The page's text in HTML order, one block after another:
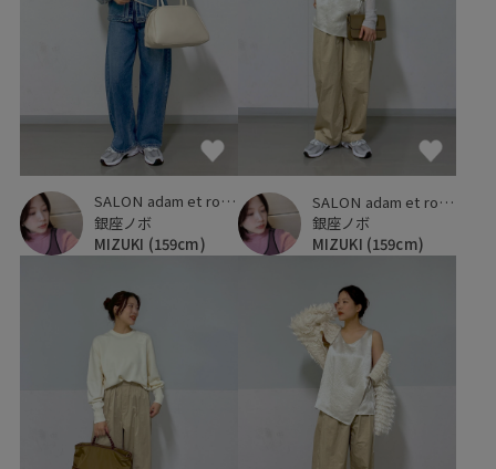
SALON adam et ropé
銀座ノボ
MIZUKI (159cm)
SALON adam et ropé
銀座ノボ
MIZUKI (159cm)